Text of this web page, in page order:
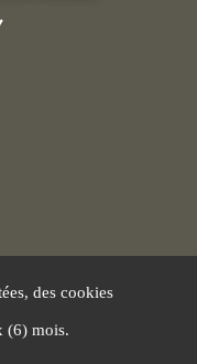
des cookies
(6) mois.